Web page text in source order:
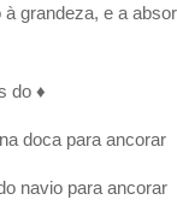
grandeza, e a
do ♦
doca para ancorar
navio para ancorar